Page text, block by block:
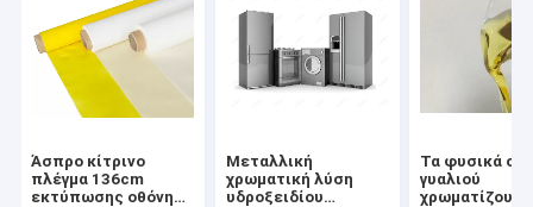
Άσπρο κίτρινο
πλέγμα 136cm
εκτύπωσης οθόνης
Μεταλλική
χρωματική λύση
υδροξειδίου
Τα φυσικά
γυαλιού
χρωματίζουν